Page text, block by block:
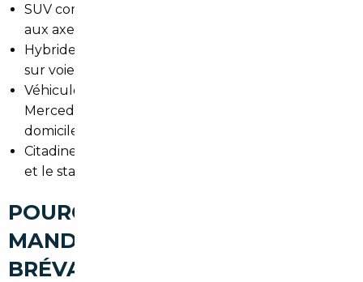
SUV compacts pour la modularité et l'accès facilité
aux axes routiers.
Hybrides pour réduire la consommation en ville et
sur voie rapide.
Véhicules premium d'occasion (Audi, BMW,
Mercedes) pour le confort en trajet travail-
domicile.
Citadines efficaces pour les déplacements locaux
et le stationnement en zone dense.
POURQUOI FAIRE APPEL À UN
MANDATAIRE AUTO À LIMEIL-
BRÉVANNES